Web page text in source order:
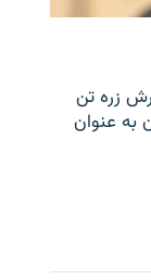
زره تن
به عنوان